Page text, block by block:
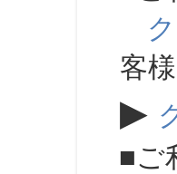
客様
▶
■ご